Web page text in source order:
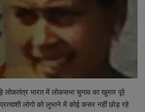
भारत में लोकसभा चुनाव का खुमार पूरे
लोगो को लुभाने में कोई कसर नहीं छोड़ रहे